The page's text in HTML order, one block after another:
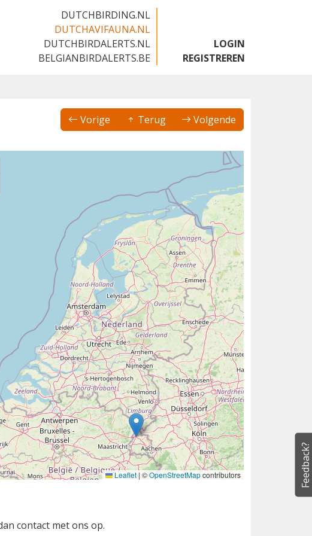
DUTCHBIRDING.NL
DUTCHAVIFAUNA.NL
DUTCHBIRDALERTS.NL
BELGIANBIRDALERTS.BE
LOGIN
REGISTREREN
Vorige Terug Volgende
Leaflet |©OpenStreetMapcontributors
contact met ons op.
Feedback?